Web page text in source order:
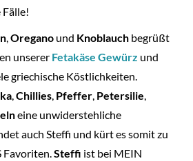
Fälle!
,Oregano und Knoblauch begrüßt
unserer Fetakäse Gewürz und
griechische Köstlichkeiten.
,Chillies, Pfeffer, Petersilie,
eine unwiderstehliche
auch Steffi und kürt es somit zu
Favoriten.Steffi ist bei MEIN